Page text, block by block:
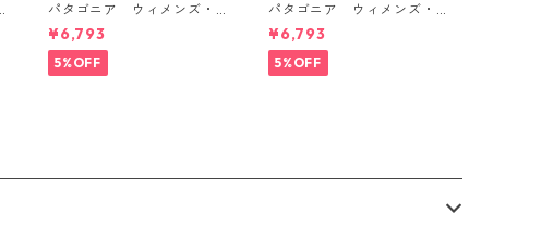
パタゴニア ウィメンズ・
キャプリーン・クール・ウ
ルトラ・タンク Light Viole
t - Quiet Violet X-Dye 44
740 日本正規品
¥6,793
5%OFF
パタゴニア ウィメンズ・
キャプリーン・クール・ウ
ルトラ・タンク Aquatic Blu
e - Light Aquatic Blue X-
¥6,793
5%OFF